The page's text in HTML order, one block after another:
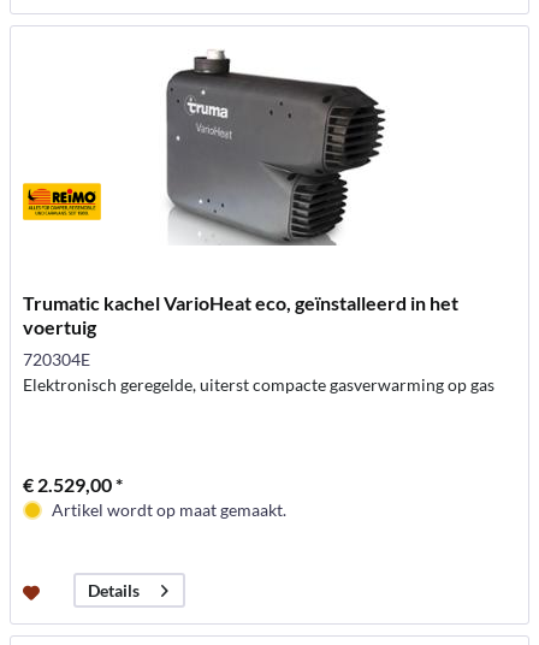
Trumatic kachel VarioHeat eco, geïnstalleerd in het
voertuig
720304E
Elektronisch geregelde, uiterst compacte gasverwarming op gas
€ 2.529,00 *
Artikel wordt op maat gemaakt.
Details